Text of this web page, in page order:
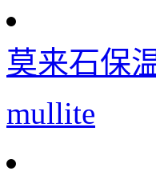
莫来石保
mullite